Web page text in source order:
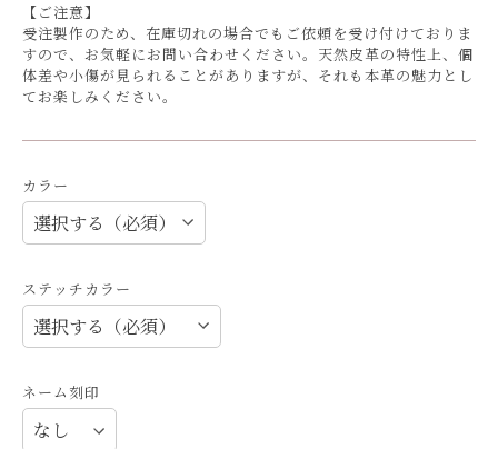
【ご注意】
受注製作のため、在庫切れの場合でもご依頼を受け付けておりま
すので、お気軽にお問い合わせください。天然皮革の特性上、個
体差や小傷が見られることがありますが、それも本革の魅力とし
てお楽しみください。
カラー
ステッチカラー
ネーム刻印